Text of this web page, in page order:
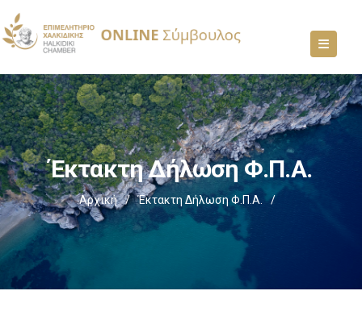
Έκτακτη Δήλωση Φ.Π.Α.
Αρχική / Έκτακτη Δήλωση Φ.Π.Α. /